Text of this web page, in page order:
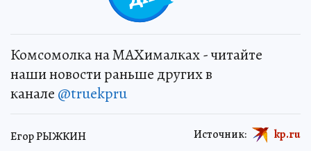
Комсомолка на MAXималках - читайте
наши новости раньше других в
канале @truekpru
Егор РЫЖКИН Источник: kp.ru